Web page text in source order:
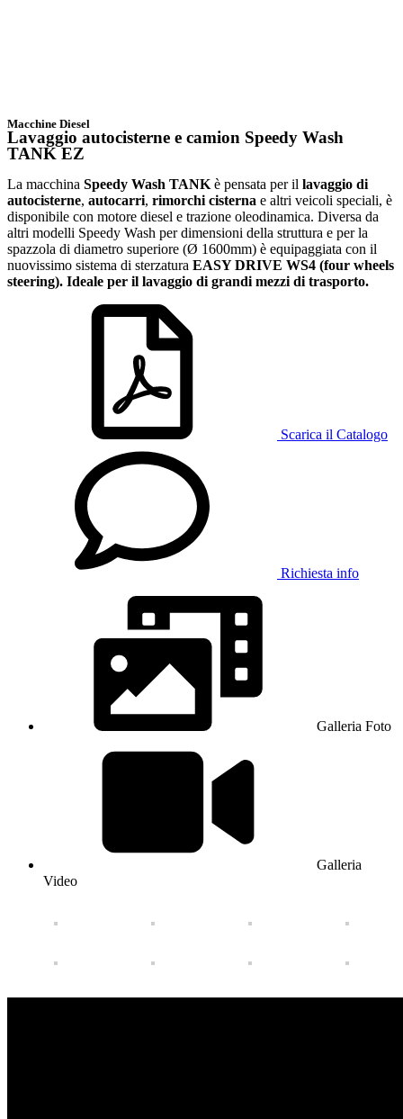
Macchine Diesel
Lavaggio autocisterne e camion Speedy Wash
TANK EZ
La macchina Speedy Wash TANK è pensata per il lavaggio di
autocisterne, autocarri, rimorchi cisterna e altri veicoli speciali, è
disponibile con motore diesel e trazione oleodinamica. Diversa da
altri modelli Speedy Wash per dimensioni della struttura e per la
spazzola di diametro superiore (Ø 1600mm) è equipaggiata con il
nuovissimo sistema di sterzatura EASY DRIVE WS4 (four wheels
steering). Ideale per il lavaggio di grandi mezzi di trasporto.
Scarica il Catalogo
Richiesta info
Galleria Foto
Galleria
Video